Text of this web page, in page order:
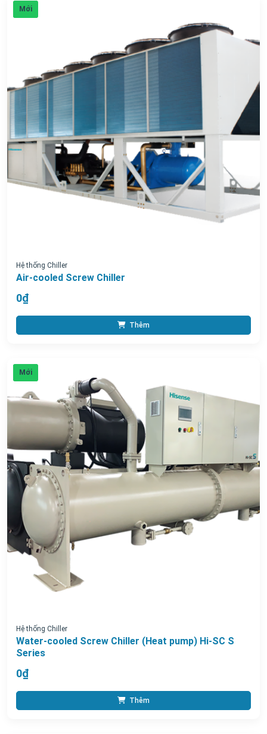
Mới
Hệ thống Chiller
Air-cooled Screw Chiller
0₫
Thêm
Mới
Hệ thống Chiller
Water-cooled Screw Chiller (Heat pump) Hi-SC S
Series
0₫
Thêm